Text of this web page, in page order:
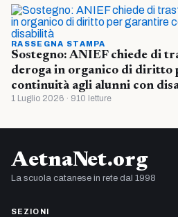
RASSEGNA STAMPA
Sostegno: ANIEF chiede di
deroga in organico di diritto
continuità agli alunni con
1 Luglio 2026 · 910 letture
AetnaNet.org
La scuola catanese in rete dal 1998
SEZIONI